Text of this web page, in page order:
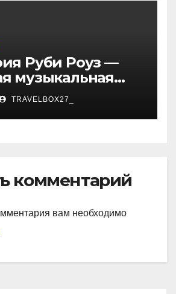
Руби Роуз —
музыкальная
личная жизнь и
достижения
TRAVELBOX27_
комментарий
вам необходимо